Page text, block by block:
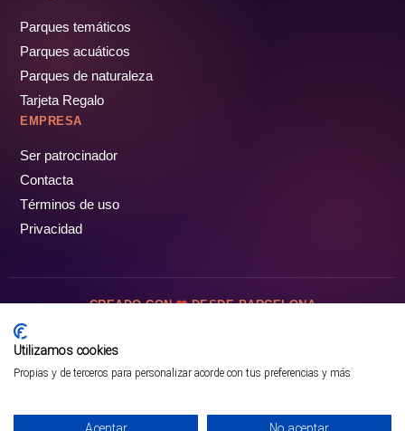
Parques temáticos
Parques acuáticos
Parques de naturaleza
Tarjeta Regalo
EMPRESA
Ser patrocinador
Contacta
Términos de uso
Privacidad
CREADO CON DESDE BARCELONA
Utilizamos cookies
Propias y de terceros para personalizar acorde con tus preferencias y más